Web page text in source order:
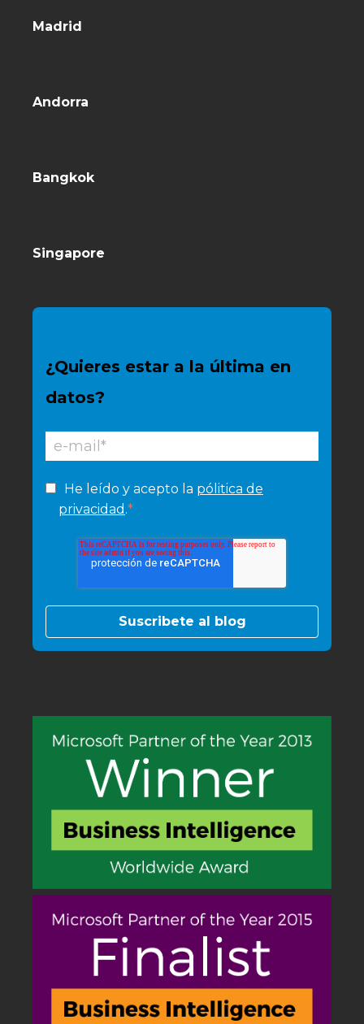
Madrid
Andorra
Bangkok
Singapore
¿Quieres estar a la última en
datos?
He leído y acepto la pólitica de
privacidad .*